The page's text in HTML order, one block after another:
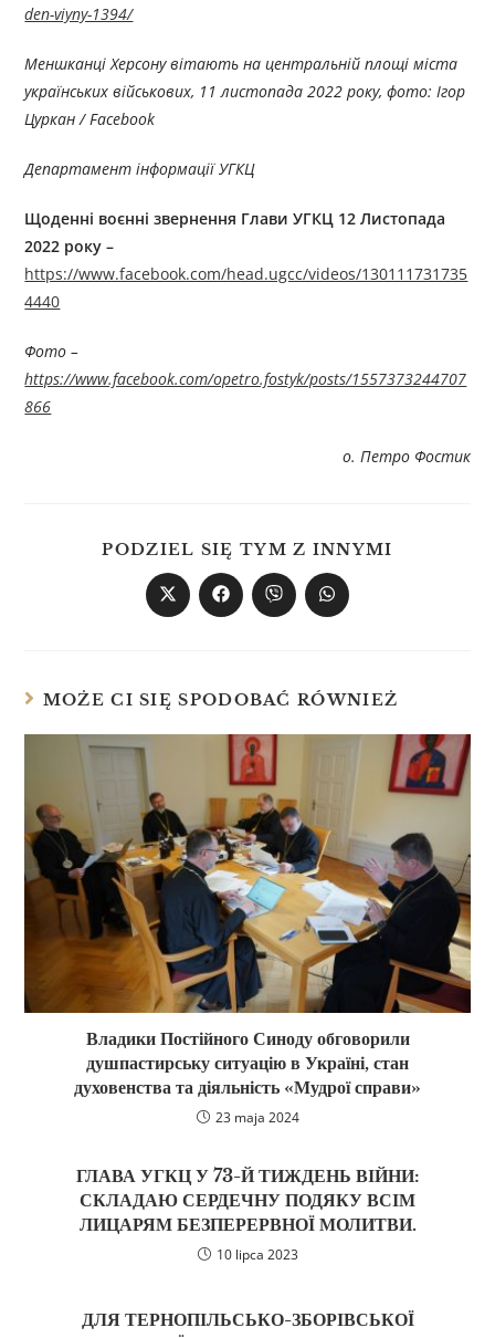
den-viyny-1394/
Меншканці Херсону вітають на центральній площі міста
українських військових, 11 листопада 2022 року, фото: Ігор
Цуркан / Facebook
Департамент інформації УГКЦ
Щоденні воєнні звернення Глави УГКЦ 12Листопада
2022 року –
https://www.facebook.com/head.ugcc/videos/130111731735
4440
Фото –
https://www.facebook.com/opetro.fostyk/posts/1557373244707
866
о. Петро Фостик
PODZIEL SIĘ TYM Z INNYMI
MOŻE CI SIĘ SPODOBAĆ RÓWNIEŻ
Владики Постійного Синоду обговорили
душпастирську ситуацію в Україні, стан
духовенства та діяльність «Мудрої справи»
23 maja 2024
ГЛАВА УГКЦ У 73-Й ТИЖДЕНЬ ВІЙНИ:
СКЛАДАЮ СЕРДЕЧНУ ПОДЯКУ ВСІМ
ЛИЦАРЯМ БЕЗПЕРЕРВНОЇ МОЛИТВИ.
10 lipca 2023
ДЛЯ ТЕРНОПІЛЬСЬКО-ЗБОРІВСЬКОЇ